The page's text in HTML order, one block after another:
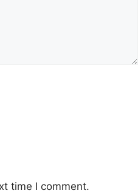
time I comment.